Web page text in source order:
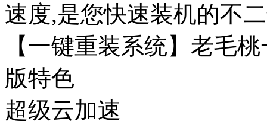
速度,是您快速装机的不
【一键重装系统】老毛
版特色
超级云加速